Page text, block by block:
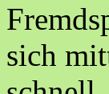
sich